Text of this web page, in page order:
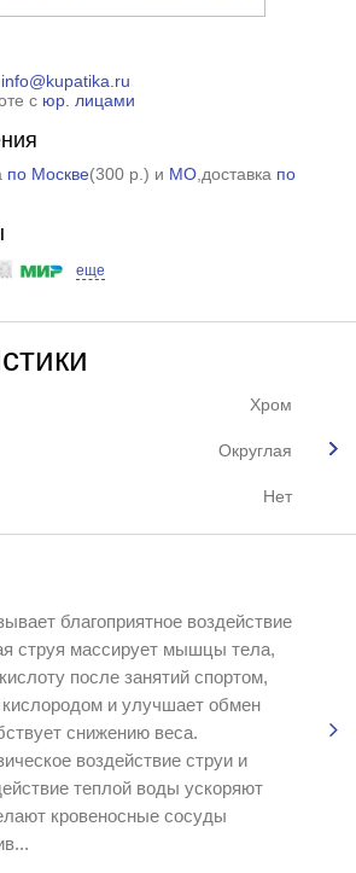
info@kupatika.ru
с юр. лицами
по Москве(300 р. ) и МО,доставка по
еще
Хром
Округлая
Нет
благоприятное воздействие
струя массирует мышцы тела,
после занятий спортом,
и улучшает обмен
снижению веса.
воздействие струи и
теплой воды ускоряют
кровеносные сосуды